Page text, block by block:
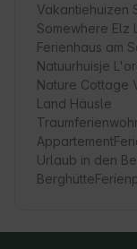
Vakantiehuizen
Somewhere Elz
Ferienhaus am
Natuurhuisje
Nature Cottage
Land Häusle
Appartement
Urlaub in den
Berghütte